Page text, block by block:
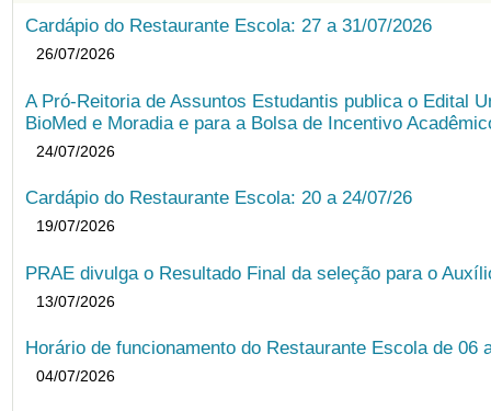
Cardápio do Restaurante Escola: 27 a 31/07/2026
26/07/2026
A Pró-Reitoria de Assuntos Estudantis publica o Edital
BioMed e Moradia e para a Bolsa de Incentivo
24/07/2026
Cardápio do Restaurante Escola: 20 a 24/07/26
19/07/2026
PRAE divulga o Resultado Final da seleção para o
13/07/2026
Horário de funcionamento do Restaurante Escola de 06
04/07/2026